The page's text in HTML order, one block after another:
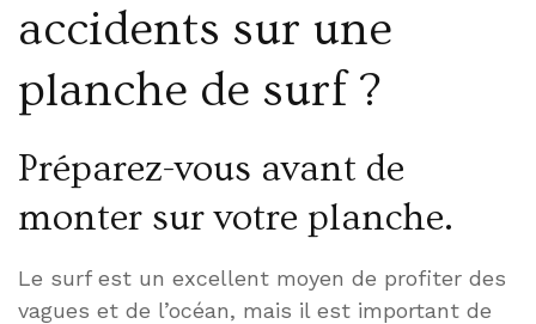
accidents sur une
planche de surf ?
Préparez-vous avant de
monter sur votre planche.
Le surf est un excellent moyen de profiter des
vagues et de l’océan, mais il est important de